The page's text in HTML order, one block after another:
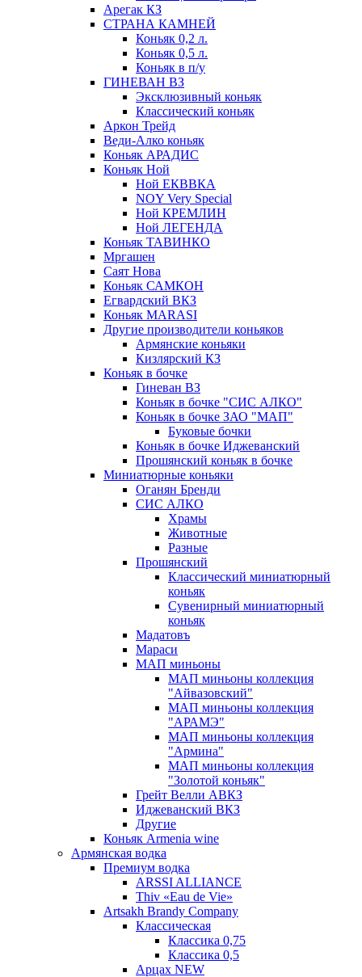
Арегак КЗ
СТРАНА КАМНЕЙ
Коньяк 0,2 л.
Коньяк 0,5 л.
Коньяк в п/у
ГИНЕВАН ВЗ
Эксклюзивный коньяк
Классический коньяк
Аркон Трейд
Веди-Алко коньяк
Коньяк АРАДИС
Коньяк Ной
Ной ЕКВВКА
NOY Very Special
Ной КРЕМЛИН
Ной ЛЕГЕНДА
Коньяк ТАВИНКО
Мргашен
Саят Нова
Коньяк САМКОН
Егвардский ВКЗ
Коньяк MARASI
Другие производители коньяков
Армянские коньяки
Кизлярский КЗ
Коньяк в бочке
Гиневан ВЗ
Коньяк в бочке "СИС АЛКО"
Коньяк в бочке ЗАО "МАП"
Буковые бочки
Коньяк в бочке Иджеванский
Прошянский коньяк в бочке
Миниатюрные коньяки
Оганян Бренди
СИС АЛКО
Храмы
Животные
Разные
Прошянский
Классический миниатюрный
коньяк
Сувенирный миниатюрный
коньяк
Мадатовъ
Мараси
МАП миньоны
МАП миньоны коллекция
"Айвазовский"
МАП миньоны коллекция
"АРАМЭ"
МАП миньоны коллекция
"Армина"
МАП миньоны коллекция
"Золотой коньяк"
Грейт Велли АВКЗ
Иджеванский ВКЗ
Другие
Коньяк Armenia wine
Армянская водка
Премиум водка
ARSSI ALLIANCE
Thiv «Eau de Vie»
Artsakh Brandy Company
Классическая
Классика 0,75
Классика 0,5
Арцах NEW